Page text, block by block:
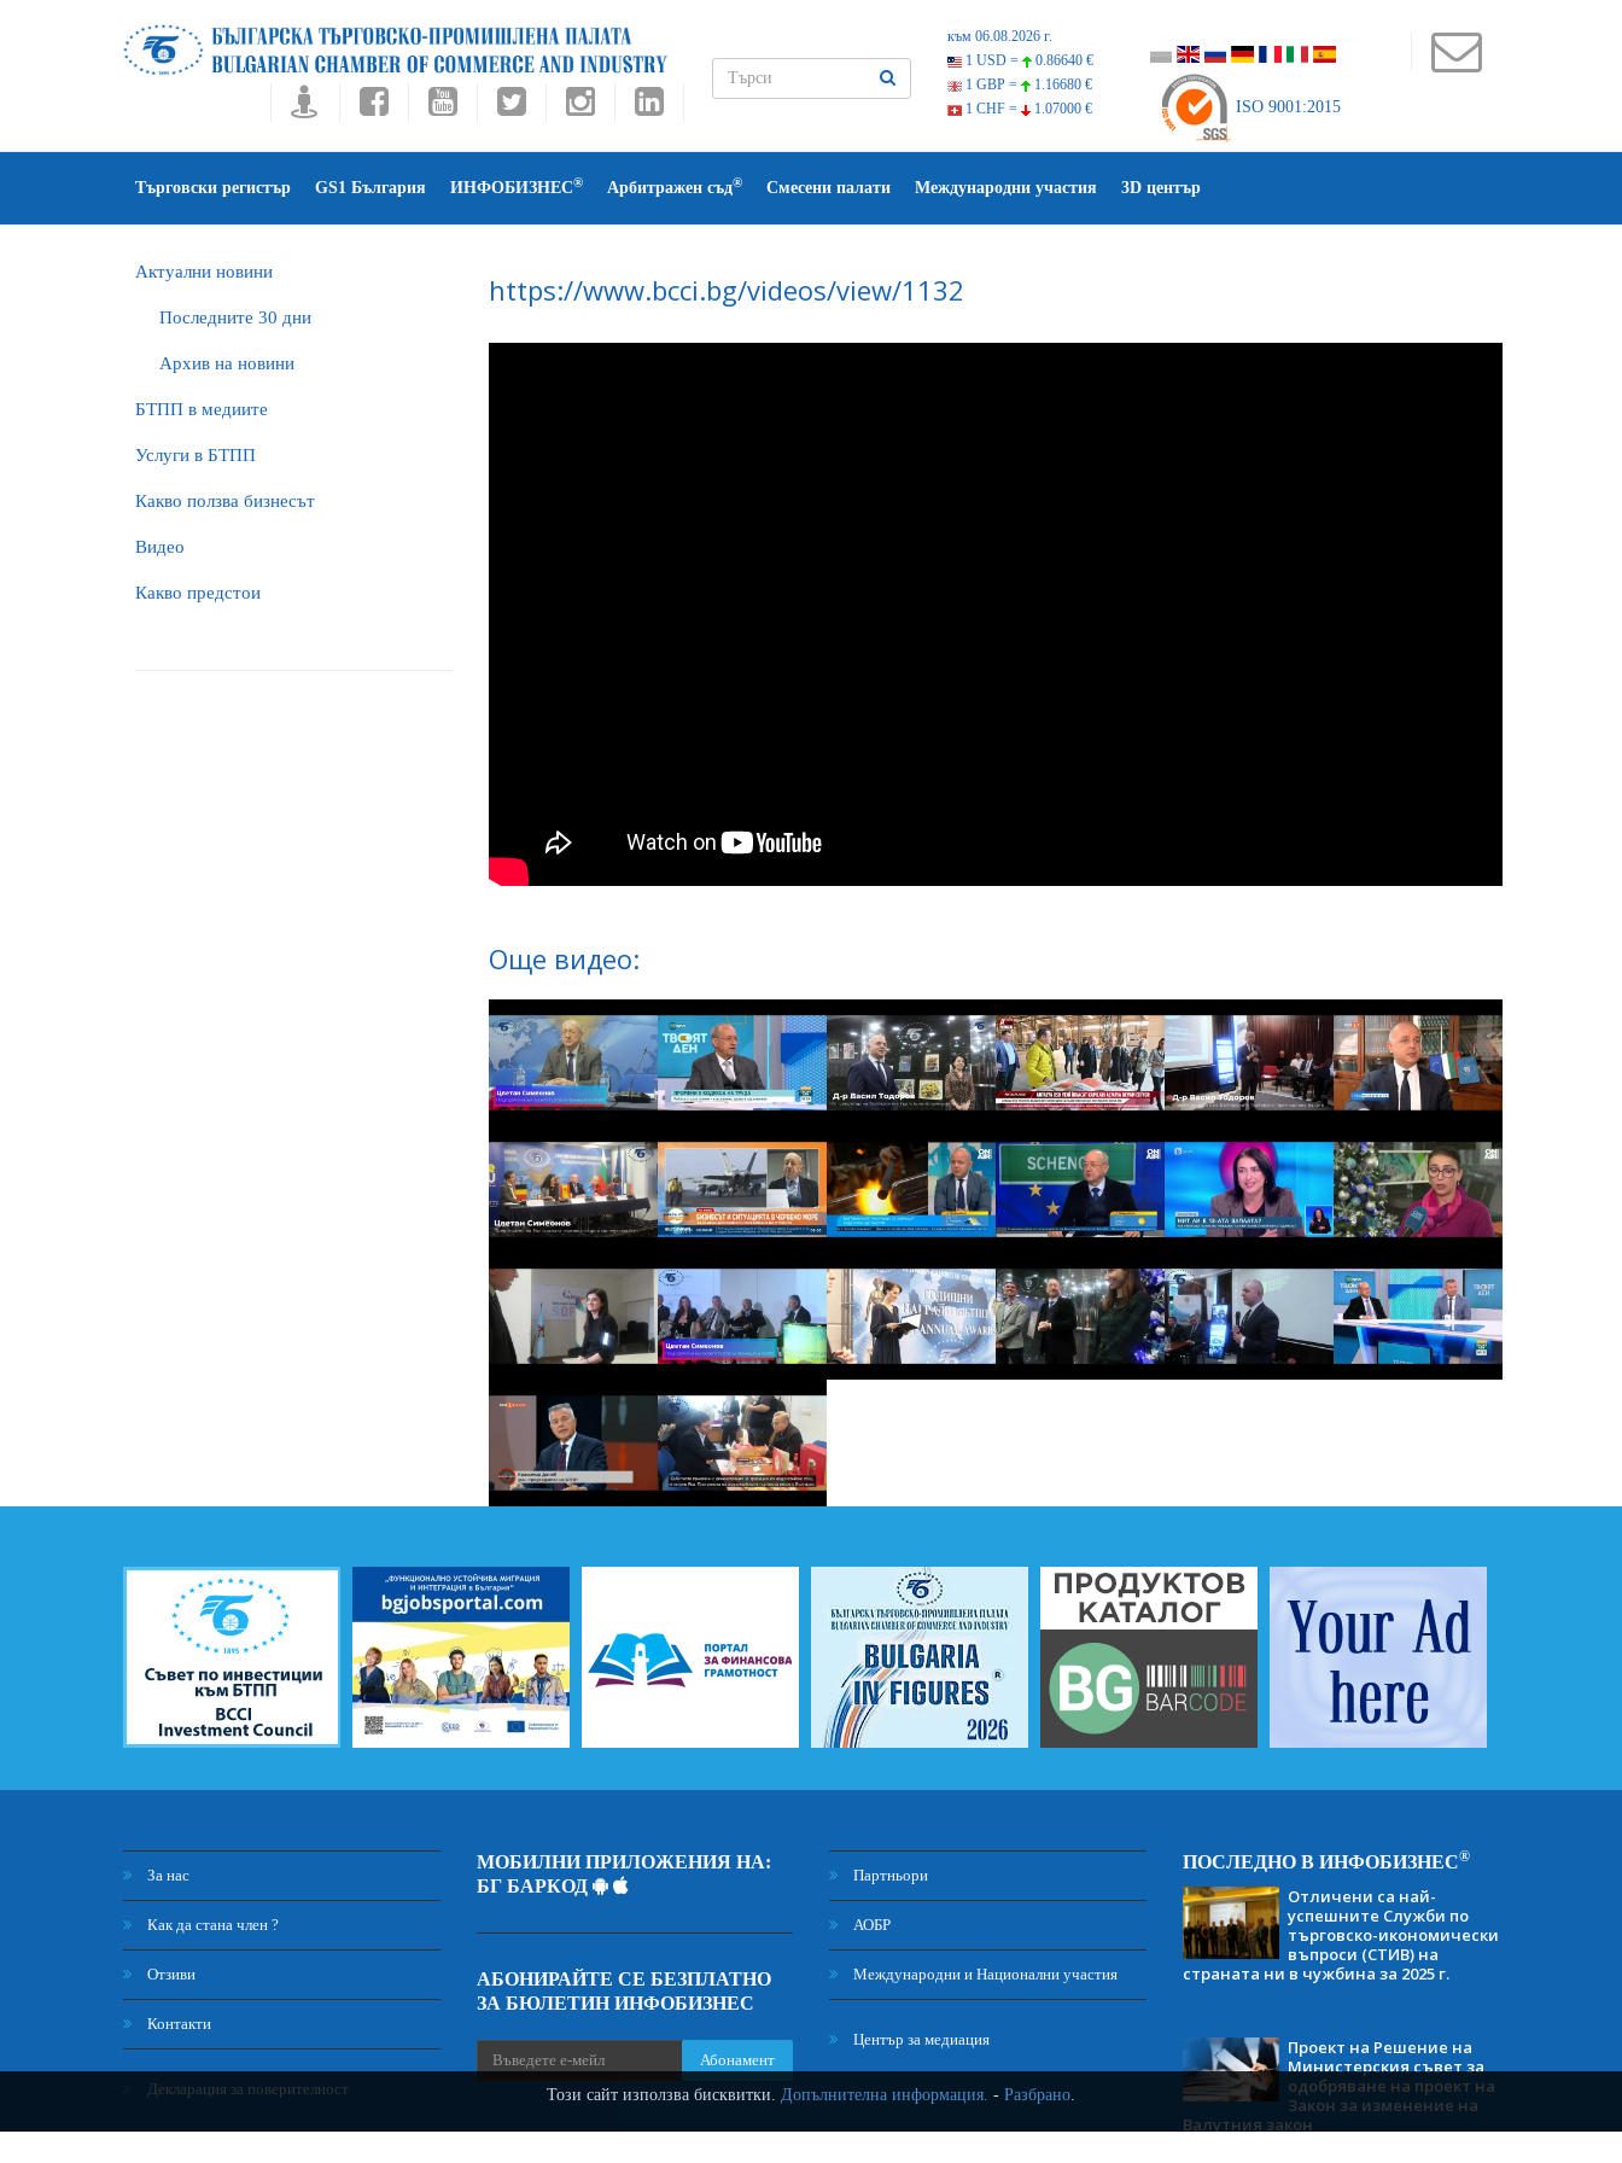
Този сайт използва бисквитки. Допълнителна информация. - Разбрано.
към 06.08.2026 г.
1 USD =
0.86640 €
1 GBP =
1.16680 €
1 CHF =
1.07000 € ISO 9001:2015
Търговски регистър GS1 България ИНФОБИЗНЕС® Арбитражен съд® Смесени палати Международни участия 3D център
Актуални новини
Последните 30 дни
Архив на новини
БTПП в медиите
Услуги в БТПП
Какво ползва бизнесът
Видео
Какво предстои
https://www.bcci.bg/videos/view/1132
Още видео:
За нас
Как да стана член ?
Отзиви
Контакти
Декларация за поверителност
МОБИЛНИ ПРИЛОЖЕНИЯ НА:
БГ БАРКОД
АБОНИРАЙТЕ СЕ БЕЗПЛАТНО
ЗА БЮЛЕТИН ИНФОБИЗНЕС
Абонамент
Партньори
АОБР
Международни и Национални участия
Център за медиация
ПОСЛЕДНО В ИНФОБИЗНЕС®
Отличени са най-
успешните Служби по
търговско-икономически
въпроси (СТИВ) на
страната ни в чужбина за 2025 г.
Проект на Решение на
Министерския съвет за
одобряване на проект на
Закон за изменение на
Валутния закон